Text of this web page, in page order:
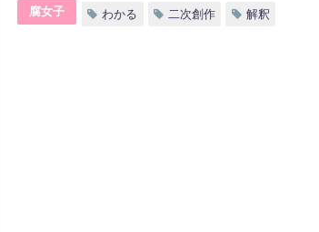
腐女子 わかる 二次創作 解釈